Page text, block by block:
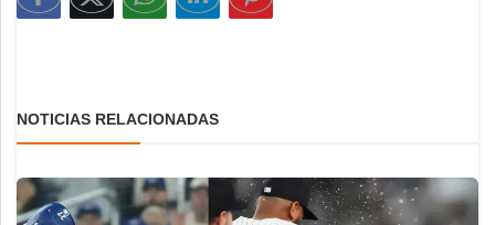
NOTICIAS RELACIONADAS